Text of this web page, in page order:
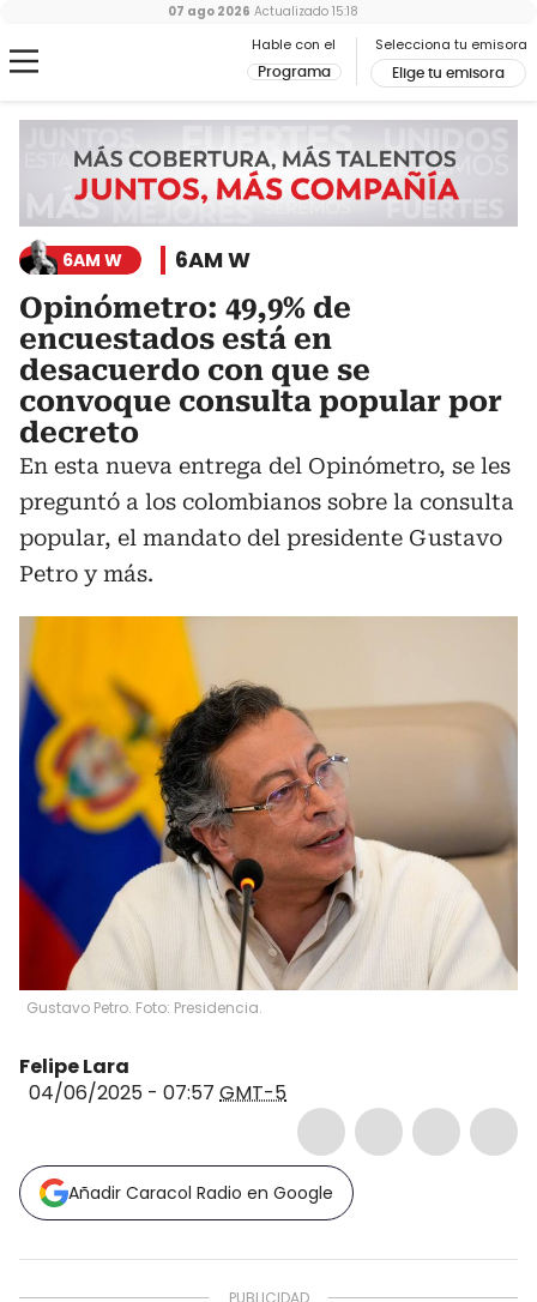
Hable con el
Programa
Selecciona tu emisora
Elige tu emisora
07 ago 2026 Actualizado 15:18
6AM W 6AM W
Opinómetro: 49,9% de
encuestados está en
desacuerdo con que se
convoque consulta popular por
decreto
En esta nueva entrega del Opinómetro, se les
preguntó a los colombianos sobre la consulta
popular, el mandato del presidente Gustavo
Petro y más.
Gustavo Petro. Foto: Presidencia.
Felipe Lara
04/06/2025 - 07:57 GMT-5
Añadir Caracol Radio en Google